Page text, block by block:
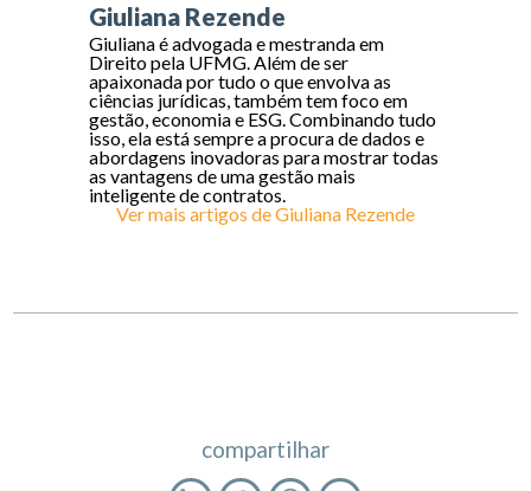
Giuliana Rezende
Giuliana é advogada e mestranda em
Direito pela UFMG. Além de ser
apaixonada por tudo o que envolva as
ciências jurídicas, também tem foco em
gestão, economia e ESG. Combinando tudo
isso, ela está sempre a procura de dados e
abordagens inovadoras para mostrar todas
as vantagens de uma gestão mais
inteligente de contratos.
Ver mais artigos deGiuliana Rezende
compartilhar